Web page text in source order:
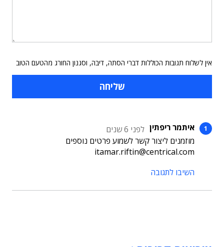
אין לשלוח תגובות הכוללות דברי הסתה, דיבה, וסגנון החורג מהטעם הטוב
איתמר ריפתין לפני 6 שנים
מוזמנים ליצור קשר לשמוע פרטים נוספים
itamar.riftin@centrical.com
השיבו לתגובה